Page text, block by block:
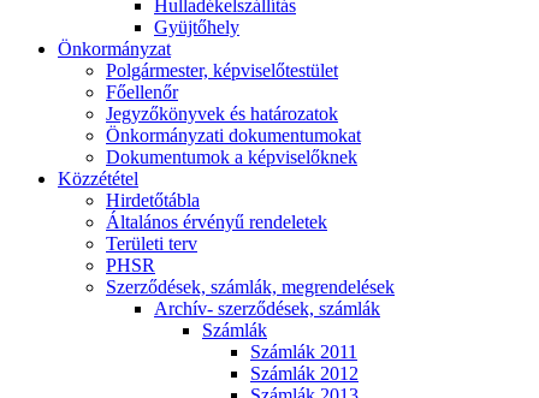
Hulladékelszállítás
Gyüjtőhely
Önkormányzat
Polgármester, képviselőtestület
Főellenőr
Jegyzőkönyvek és határozatok
Önkormányzati dokumentumokat
Dokumentumok a képviselőknek
Közzététel
Hirdetőtábla
Általános érvényű rendeletek
Területi terv
PHSR
Szerződések, számlák, megrendelések
Archív- szerződések, számlák
Számlák
Számlák 2011
Számlák 2012